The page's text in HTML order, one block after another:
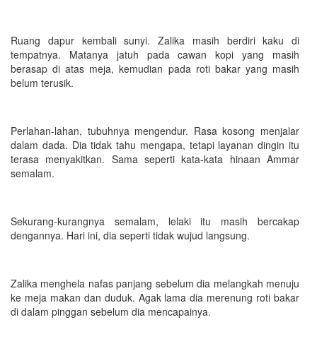
Ruang dapur kembali sunyi. Zalika masih berdiri kaku di
tempatnya. Matanya jatuh pada cawan kopi yang masih
berasap di atas meja, kemudian pada roti bakar yang masih
belum terusik.
Perlahan-lahan, tubuhnya mengendur. Rasa kosong menjalar
dalam dada. Dia tidak tahu mengapa, tetapi layanan dingin itu
terasa menyakitkan. Sama seperti kata-kata hinaan Ammar
semalam.
Sekurang-kurangnya semalam, lelaki itu masih bercakap
dengannya. Hari ini, dia seperti tidak wujud langsung.
Zalika menghela nafas panjang sebelum dia melangkah menuju
ke meja makan dan duduk. Agak lama dia merenung roti bakar
di dalam pinggan sebelum dia mencapainya.